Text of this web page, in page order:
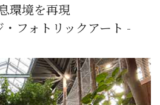
環境を再現
フォトリックアート -